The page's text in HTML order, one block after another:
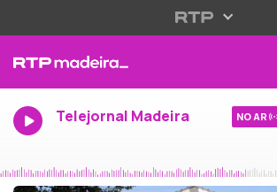
Telejornal Madeira NO AR